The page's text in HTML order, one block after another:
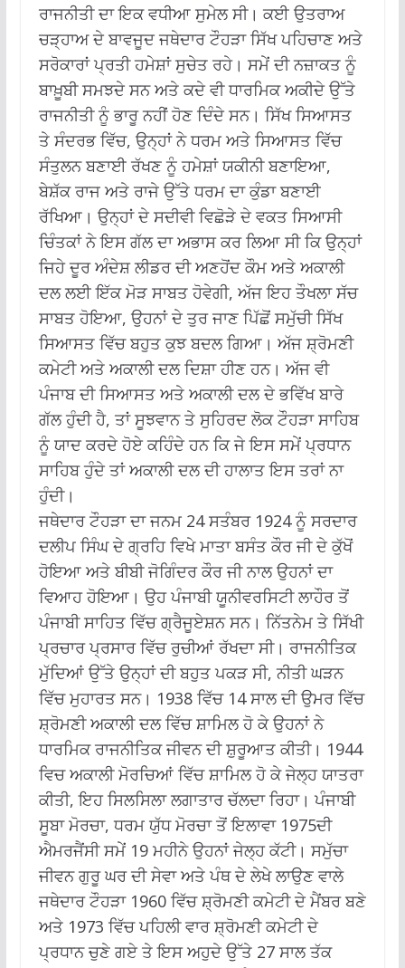
ਰਾਜਨੀਤੀ ਦਾ ਇਕ ਵਧੀਆ ਸੁਮੇਲ ਸੀ। ਕਈ ਉਤਰਾਅ
ਚੜ੍ਹਾਅ ਦੇ ਬਾਵਜੂਦ ਜਥੇਦਾਰ ਟੌਹੜਾ ਸਿੱਖ ਪਹਿਚਾਣ ਅਤੇ
ਸਰੋਕਾਰਾਂ ਪ੍ਰਤੀ ਹਮੇਸ਼ਾਂ ਸੁਚੇਤ ਰਹੇ। ਸਮੇਂ ਦੀ ਨਜ਼ਾਕਤ ਨੂੰ
ਬਾਖ਼ੂਬੀ ਸਮਝਦੇ ਸਨ ਅਤੇ ਕਦੇ ਵੀ ਧਾਰਮਿਕ ਅਕੀਦੇ ਉੱਤੇ
ਰਾਜਨੀਤੀ ਨੂੰ ਭਾਰੂ ਨਹੀਂ ਹੋਣ ਦਿੰਦੇ ਸਨ। ਸਿੱਖ ਸਿਆਸਤ
ਤੇ ਸੰਦਰਭ ਵਿੱਚ, ਉਨ੍ਹਾਂ ਨੇ ਧਰਮ ਅਤੇ ਸਿਆਸਤ ਵਿੱਚ
ਸੰਤੁਲਨ ਬਣਾਈ ਰੱਖਣ ਨੂੰ ਹਮੇਸ਼ਾਂ ਯਕੀਨੀ ਬਣਾਇਆ,
ਬੇਸ਼ੱਕ ਰਾਜ ਅਤੇ ਰਾਜੇ ਉੱਤੇ ਧਰਮ ਦਾ ਕੁੰਡਾ ਬਣਾਈ
ਰੱਖਿਆ। ਉਨ੍ਹਾਂ ਦੇ ਸਦੀਵੀ ਵਿਛੋੜੇ ਦੇ ਵਕਤ ਸਿਆਸੀ
ਚਿੰਤਕਾਂ ਨੇ ਇਸ ਗੱਲ ਦਾ ਅਭਾਸ ਕਰ ਲਿਆ ਸੀ ਕਿ ਉਨ੍ਹਾਂ
ਜਿਹੇ ਦੂਰ ਅੰਦੇਸ਼ ਲੀਡਰ ਦੀ ਅਣਹੋਂਦ ਕੌਮ ਅਤੇ ਅਕਾਲੀ
ਦਲ ਲਈ ਇੱਕ ਮੋੜ ਸਾਬਤ ਹੋਵੇਗੀ, ਅੱਜ ਇਹ ਤੌਖਲਾ ਸੱਚ
ਸਾਬਤ ਹੋਇਆ, ਉਹਨਾਂ ਦੇ ਤੁਰ ਜਾਣ ਪਿੱਛੋਂ ਸਮੁੱਚੀ ਸਿੱਖ
ਸਿਆਸਤ ਵਿੱਚ ਬਹੁਤ ਕੁਝ ਬਦਲ ਗਿਆ। ਅੱਜ ਸ਼੍ਰੋਮਣੀ
ਕਮੇਟੀ ਅਤੇ ਅਕਾਲੀ ਦਲ ਦਿਸ਼ਾ ਹੀਣ ਹਨ। ਅੱਜ ਵੀ
ਪੰਜਾਬ ਦੀ ਸਿਆਸਤ ਅਤੇ ਅਕਾਲੀ ਦਲ ਦੇ ਭਵਿੱਖ ਬਾਰੇ
ਗੱਲ ਹੁੰਦੀ ਹੈ, ਤਾਂ ਸੂਝਵਾਨ ਤੇ ਸੁਹਿਰਦ ਲੋਕ ਟੌਹੜਾ ਸਾਹਿਬ
ਨੂੰ ਯਾਦ ਕਰਦੇ ਹੋਏ ਕਹਿੰਦੇ ਹਨ ਕਿ ਜੇ ਇਸ ਸਮੇਂ ਪ੍ਰਧਾਨ
ਸਾਹਿਬ ਹੁੰਦੇ ਤਾਂ ਅਕਾਲੀ ਦਲ ਦੀ ਹਾਲਾਤ ਇਸ ਤਰਾਂ ਨਾ
ਹੁੰਦੀ।
ਜਥੇਦਾਰ ਟੌਹੜਾ ਦਾ ਜਨਮ 24 ਸਤੰਬਰ 1924 ਨੂੰ ਸਰਦਾਰ
ਦਲੀਪ ਸਿੰਘ ਦੇ ਗ੍ਰਹਿ ਵਿਖੇ ਮਾਤਾ ਬਸੰਤ ਕੌਰ ਜੀ ਦੇ ਕੁੱਖੋਂ
ਹੋਇਆ ਅਤੇ ਬੀਬੀ ਜੋਗਿੰਦਰ ਕੌਰ ਜੀ ਨਾਲ ਉਹਨਾਂ ਦਾ
ਵਿਆਹ ਹੋਇਆ। ਉਹ ਪੰਜਾਬੀ ਯੂਨੀਵਰਸਿਟੀ ਲਾਹੌਰ ਤੋਂ
ਪੰਜਾਬੀ ਸਾਹਿਤ ਵਿੱਚ ਗ੍ਰੈਜੂਏਸ਼ਨ ਸਨ। ਨਿੱਤਨੇਮ ਤੇ ਸਿੱਖੀ
ਪ੍ਰਚਾਰ ਪ੍ਰਸਾਰ ਵਿੱਚ ਰੁਚੀਆਂ ਰੱਖਦਾ ਸੀ। ਰਾਜਨੀਤਿਕ
ਮੁੱਦਿਆਂ ਉੱਤੇ ਉਨ੍ਹਾਂ ਦੀ ਬਹੁਤ ਪਕੜ ਸੀ, ਨੀਤੀ ਘੜਨ
ਵਿੱਚ ਮੁਹਾਰਤ ਸਨ। 1938 ਵਿੱਚ 14 ਸਾਲ ਦੀ ਉਮਰ ਵਿੱਚ
ਸ਼੍ਰੋਮਣੀ ਅਕਾਲੀ ਦਲ ਵਿੱਚ ਸ਼ਾਮਿਲ ਹੋ ਕੇ ਉਹਨਾਂ ਨੇ
ਧਾਰਮਿਕ ਰਾਜਨੀਤਿਕ ਜੀਵਨ ਦੀ ਸ਼ੁਰੂਆਤ ਕੀਤੀ। 1944
ਵਿਚ ਅਕਾਲੀ ਮੋਰਚਿਆਂ ਵਿੱਚ ਸ਼ਾਮਿਲ ਹੋ ਕੇ ਜੇਲ੍ਹ ਯਾਤਰਾ
ਕੀਤੀ, ਇਹ ਸਿਲਸਿਲਾ ਲਗਾਤਾਰ ਚੱਲਦਾ ਰਿਹਾ। ਪੰਜਾਬੀ
ਸੂਬਾ ਮੋਰਚਾ, ਧਰਮ ਯੁੱਧ ਮੋਰਚਾ ਤੋਂ ਇਲਾਵਾ 1975ਦੀ
ਐਮਰਜੈਂਸੀ ਸਮੇਂ 19 ਮਹੀਨੇ ਉਹਨਾਂ ਜੇਲ੍ਹ ਕੱਟੀ। ਸਮੁੱਚਾ
ਜੀਵਨ ਗੁਰੂ ਘਰ ਦੀ ਸੇਵਾ ਅਤੇ ਪੰਥ ਦੇ ਲੇਖੇ ਲਾਉਣ ਵਾਲੇ
ਜਥੇਦਾਰ ਟੌਹੜਾ 1960 ਵਿੱਚ ਸ਼੍ਰੋਮਣੀ ਕਮੇਟੀ ਦੇ ਮੈਂਬਰ ਬਣੇ
ਅਤੇ 1973 ਵਿੱਚ ਪਹਿਲੀ ਵਾਰ ਸ਼੍ਰੋਮਣੀ ਕਮੇਟੀ ਦੇ
ਪ੍ਰਧਾਨ ਚੁਣੇ ਗਏ ਤੇ ਇਸ ਅਹੁਦੇ ਉੱਤੇ 27 ਸਾਲ ਤੱਕ